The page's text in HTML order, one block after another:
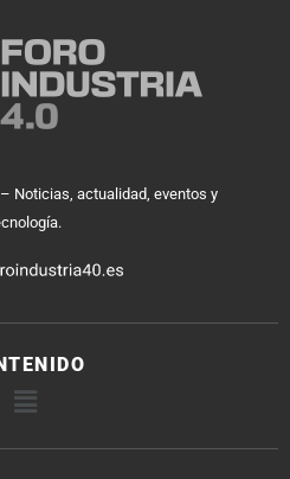
Noticias, actualidad, eventos y